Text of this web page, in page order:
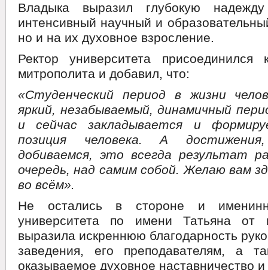
Владыка выразил глубокую
интенсивный научный и
но и на их духовное взросление.
Ректор университета присоединился
митрополита и добавил, что:
«Студенческий период в жизни
яркий, незабываемый, динамичный
и сейчас закладывается и
позиция человека. А
добиваемся, это всегда результат
очередь, над самим собой. Желаю вам
во всём».
Не остались в стороне и
университета по имени Татьяна от
выразила искреннюю благодарность
заведения, его преподавателям, а
оказываемое духовное наставничество